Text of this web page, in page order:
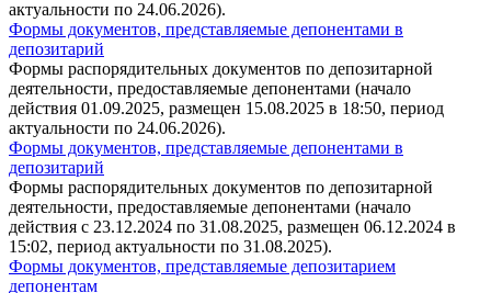
актуальности по 24.06.2026).
Формы документов, представляемые депонентами в
депозитарий
Формы распорядительных документов по депозитарной
деятельности, предоставляемые депонентами (начало
действия 01.09.2025, размещен 15.08.2025 в 18:50, период
актуальности по 24.06.2026).
Формы документов, представляемые депонентами в
депозитарий
Формы распорядительных документов по депозитарной
деятельности, предоставляемые депонентами (начало
действия с 23.12.2024 по 31.08.2025, размещен 06.12.2024 в
15:02, период актуальности по 31.08.2025).
Формы документов, представляемые депозитарием
депонентам